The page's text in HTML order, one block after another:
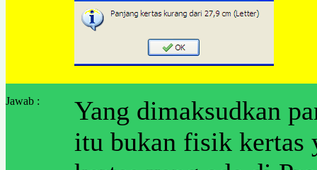
Jawab :
Yang dimaksudkan
itu bukan fisik kertas